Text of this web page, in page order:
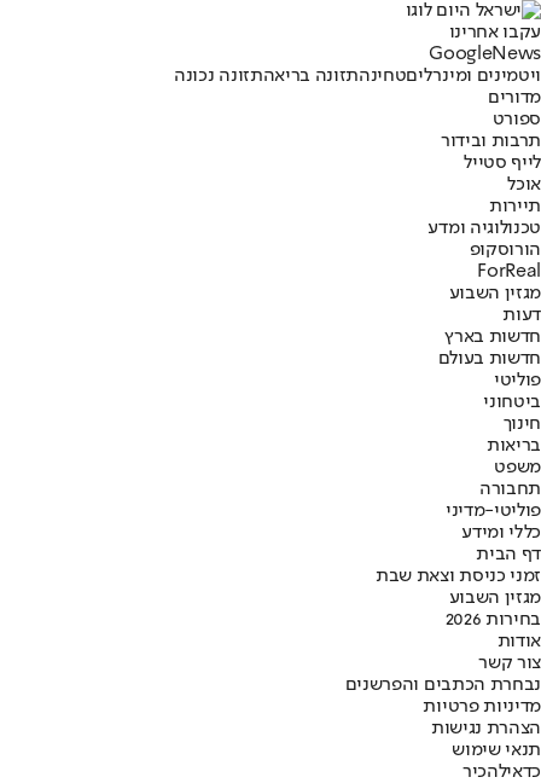
עקבו אחרינו
Googl eNews
ויטמינים ומינרליםטחינהתזונה בריאהתזונה נכונה
מדורים
ספורט
תרבות ובידור
לייף סטייל
אוכל
תיירות
טכנולוגיה ומדע
הורוסקופ
ForReal
מגזין השבוע
דעות
חדשות בארץ
חדשות בעולם
פוליטי
ביטחוני
חינוך
בריאות
משפט
תחבורה
פוליטי-מדיני
כללי ומידע
דף הבית
זמני כניסת וצאת שבת
מגזין השבוע
בחירות 2026
אודות
צור קשר
נבחרת הכתבים והפרשנים
מדיניות פרטיות
הצהרת נגישות
תנאי שימוש
כדאילהכיר